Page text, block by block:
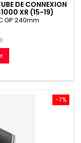
DE CONNEXION
XR (15-19)
GP 240mm
-7%